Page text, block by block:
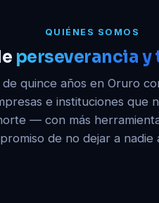
QUIÉNES SOMOS
perseverancia
quince años en Oruro
e instituciones que
— con más
de no dejar a nadie